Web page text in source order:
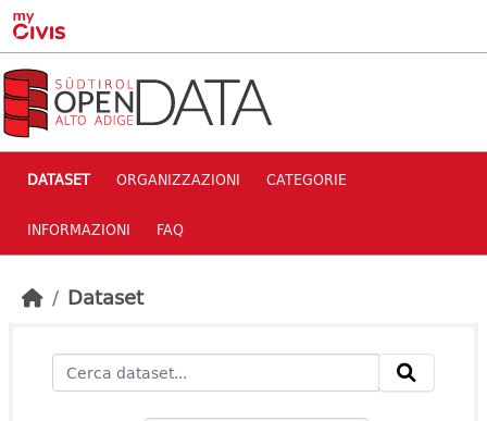
Skip to main content
DATASET ORGANIZZAZIONI CATEGORIE
INFORMAZIONI FAQ
Dataset